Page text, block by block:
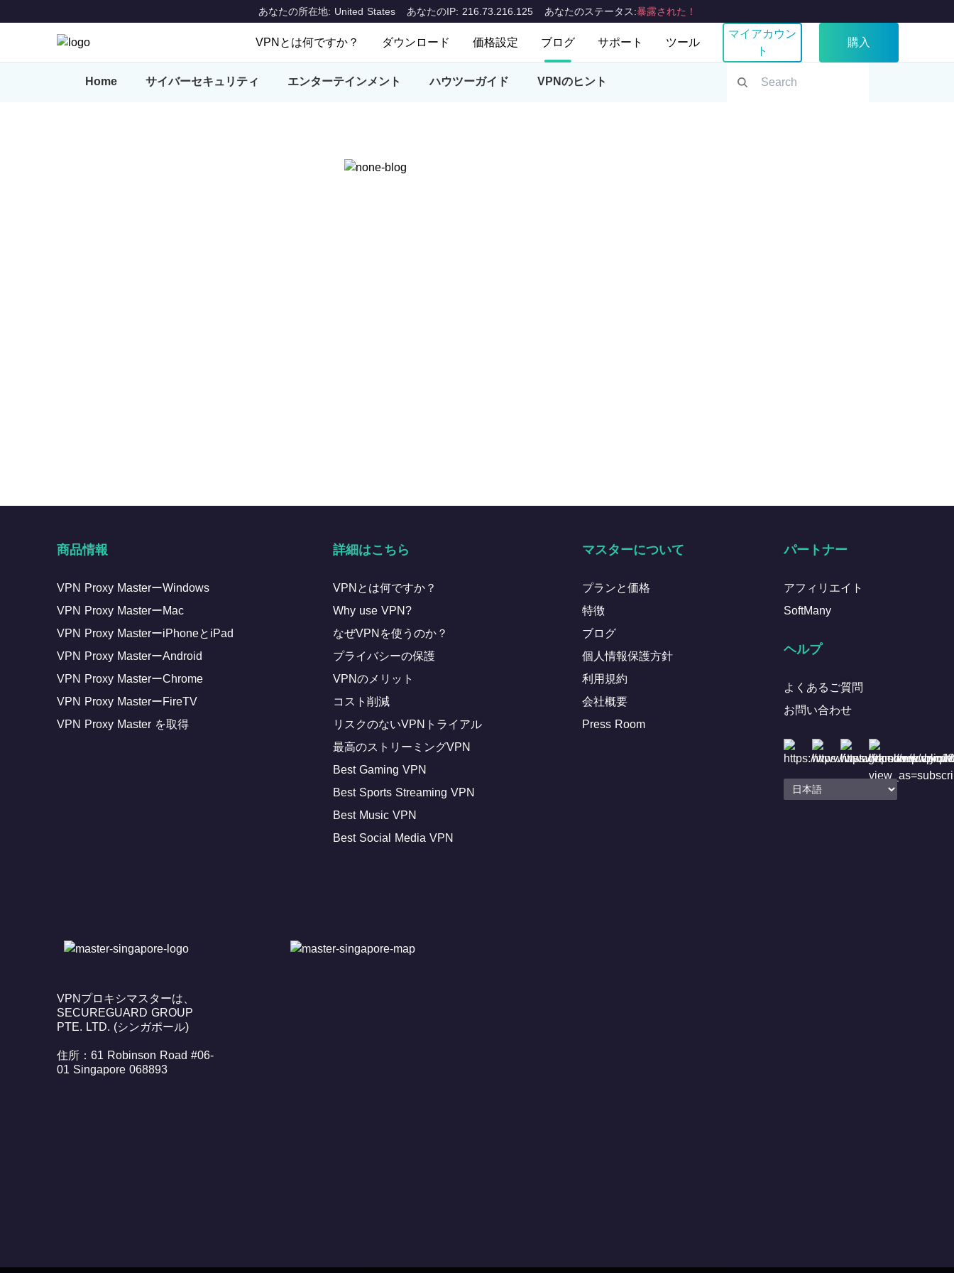
あなたの所在地: United States あなたのIP: 216.73.216.125 あなたのステータス:暴露された！
VPNとは何ですか？
VPNとは何ですか？
ダウンロード
デスクトップ＆ラップトップ モバイルデバイス
価格設定 ブログ サポート ツール
私のIPは何ですか？
マイアカウン
ト
購入
Home サイバーセキュリティ エンターテインメント ハウツーガイド VPNのヒント
商品情報
VPN Proxy MasterーWindows
VPN Proxy MasterーMac
VPN Proxy MasterーiPhoneとiPad
VPN Proxy MasterーAndroid
VPN Proxy MasterーChrome
VPN Proxy MasterーFireTV
VPN Proxy Master を取得
詳細はこちら
VPNとは何ですか？
Why use VPN?
なぜVPNを使うのか？
プライバシーの保護
VPNのメリット
コスト削減
リスクのないVPNトライアル
最高のストリーミングVPN
Best Gaming VPN
Best Sports Streaming VPN
Best Music VPN
Best Social Media VPN
マスターについて
プランと価格
特徴
ブログ
個人情報保護方針
利用規約
会社概要
Press Room
パートナー
アフィリエイト
SoftMany
ヘルプ
よくあるご質問
お問い合わせ
VPNプロキシマスターは、
SECUREGUARD GROUP
PTE. LTD. (シンガポール)
住所：61 Robinson Road #06-
01 Singapore 068893